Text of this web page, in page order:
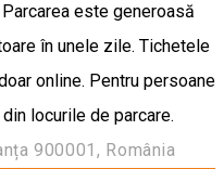
este generoasă
în unele zile. Tichetele
online. Pentru persoane
locurile de parcare.
900001, România